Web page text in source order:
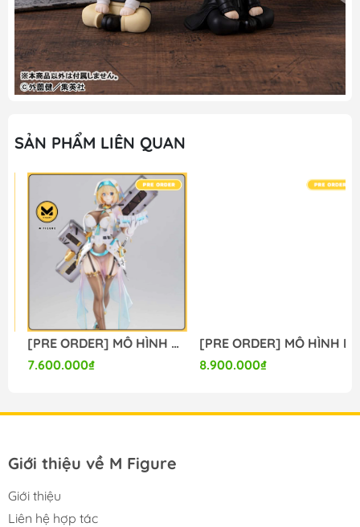
SẢN PHẨM LIÊN QUAN
[PRE ORDER] MÔ HÌNH Bunny Suit Planning - Sophia F. Shirring - 1/6 - Sister Ver., Bright Edition (Magi Arts) FIGURE CHÍNH HÃNG
7.600.000₫
[PRE ORDER] MÔ HÌNH Limelight Lemonade Jam - Harumi Ena - 1/3.5 (Alice Glint) FIGURE CHÍNH HÃNG
8.900.000₫
Giới thiệu về M Figure
Giới thiệu
Liên hệ hợp tác